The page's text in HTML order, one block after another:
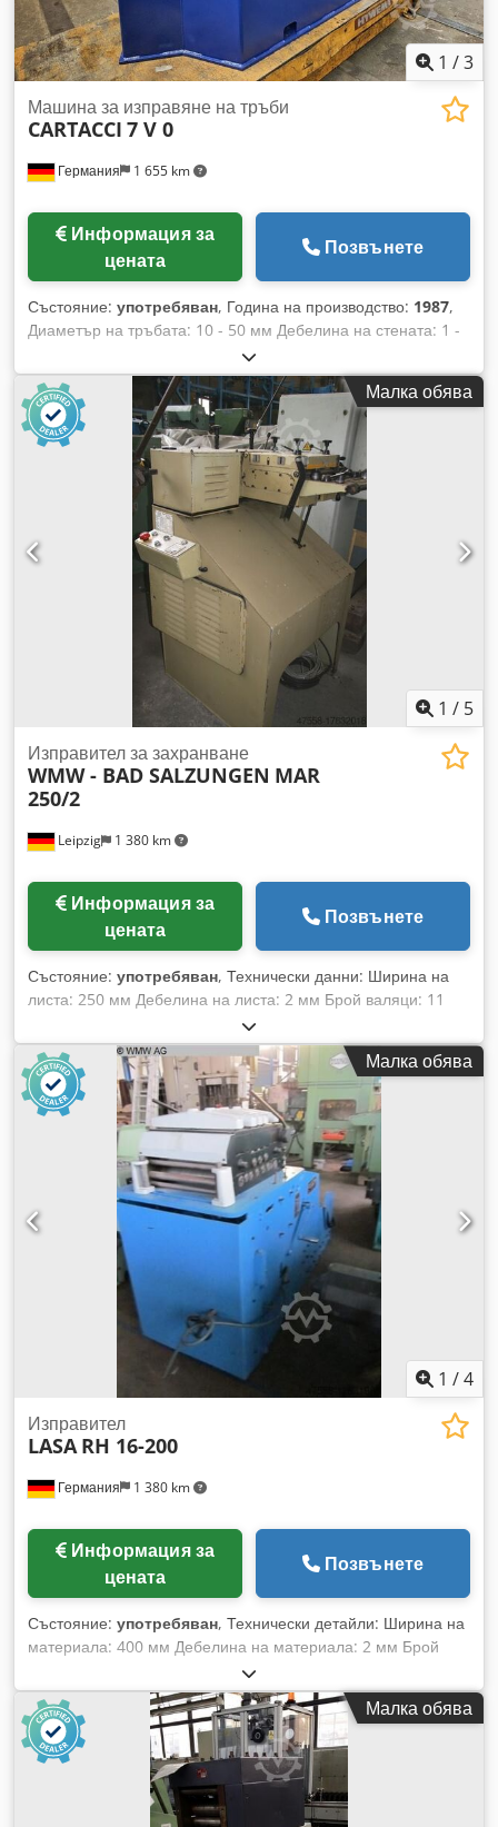
1 /3
Германия 1 655 km
Машина за изправяне на тръби
CARTACCI 7 V 0
Информация за
цената
Позвънете
Състояние: употребяван, Година на производство: 1987,
Диаметър на тръбата: 10 - 50 мм Дебелина на стената: 1 -
6 мм Референтен материал (якост на опън): 400 N/мм²
Скорост: около 120 м/мин Dodpfx Aeg I Di Eeipock
Малка обява
1 / 5
Leipzig 1 380 km
Изправител за захранване
WMW - BAD SALZUNGEN MAR
250/2
Информация за
цената
Позвънете
Състояние: употребяван, Технически данни: Ширина на
листа: 250 мм Дебелина на листа: 2 мм Брой валяци: 11
Скорост на изправяне: 5...30 м/мин Входна височина: 1250
мм Обща мощност: 4,0 kW Тегло на машината прибл.: 620
кг Размери на машината: 1,15x1,02x1,5 м Размери на
електрическото табло (ДxШxВ): 0,66x0,53x0,32 м ЛИНИЯ ЗА
ИЗПРАВЯНЕ НА ЛЕНТИ С ПОДАВАЩ МЕХАНИЗЪМ
Оборудване: - странични ролки за водене на лентата
Изпълнение: - височина на входа на лентата хоризонтално:
1250 мм - регулиране на наклона: положителен 30° ;
отрицателен 15° Dcsdpfx Aou Ic Eweipjk
Малка обява
1 /4
Германия 1 380 km
Изправител
LASA RH 16-200
Информация за
цената
Позвънете
Състояние: употребяван, Технически детайли: Ширина на
материала: 400 мм Дебелина на материала: 2 мм Брой
изправящи валове: горни: 5x / долни: 6x Ширина на
валовете: 410 мм Скорост на преминаване: 9-20 м/мин
Обща мощност: 5,5 kW Тегло на машината приблизително:
1,3 т Необходима площ приблизително: Д:2,1xШ:1,0xВ:1,35
м Dcsdpfx Aeu Ic Dyeipek Описание: - Горните валове с
регулируем ход 14 мм, незакарани - Долните валове не се
регулират, задвижвани - по 1 входна/изходна ролка (Ø
Малка обява